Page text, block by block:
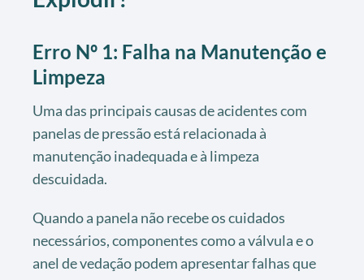
Erro Nº 1: Falha na Manutenção e
Limpeza
Uma das principais causas de acidentes com
panelas de pressão está relacionada à
manutenção inadequada e à limpeza
descuidada.
Quando a panela não recebe os cuidados
necessários, componentes como a válvula e o
anel de vedação podem apresentar falhas que